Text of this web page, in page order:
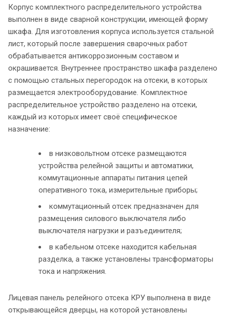
Корпус комплектного распределительного устройства
выполнен в виде сварной конструкции, имеющей форму
шкафа. Для изготовления корпуса используется стальной
лист, который после завершения сварочных работ
обрабатывается антикоррозионным составом и
окрашивается. Внутреннее пространство шкафа разделено
с помощью стальных перегородок на отсеки, в которых
размещается электрооборудование. Комплектное
распределительное устройство разделено на отсеки,
каждый из которых имеет своё специфическое
назначение:
в низковольтном отсеке размещаются
устройства релейной защиты и автоматики,
коммутационные аппараты питания цепей
оперативного тока, измерительные приборы;
коммутационный отсек предназначен для
размещения силового выключателя либо
выключателя нагрузки и разъединителя;
в кабельном отсеке находится кабельная
разделка, а также установлены трансформаторы
тока и напряжения.
Лицевая панель релейного отсека КРУ выполнена в виде
открывающейся дверцы, на которой установлены